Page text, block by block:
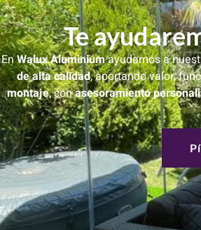
Te
EnWalux Aluminiumayudamos a
de alta calidad, aportando valor,
montaje, conasesoramiento